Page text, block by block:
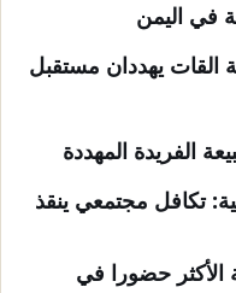
في اليمن
القات يهددان مستقبل
الفريدة المهددة
تكافل مجتمعي ينقذ
الأكثر حضورا في